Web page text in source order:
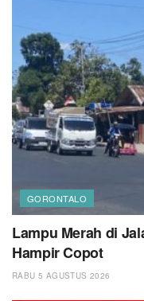
GORONTALO
Lampu Merah di
Hampir Copot
RABU 5 AGUSTUS 2026